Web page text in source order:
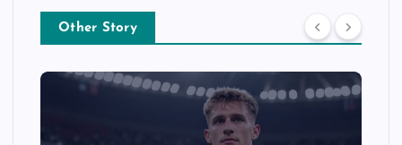
Other Story